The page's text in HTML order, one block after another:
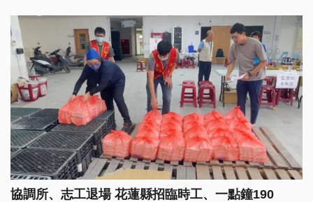
協調所、志工退場 花蓮縣招臨時工、一點鐘190